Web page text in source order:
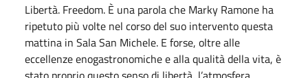
Libertà. Freedom. È una parola che Marky Ramone ha
ripetuto più volte nel corso del suo intervento questa
mattina in Sala San Michele. E forse, oltre alle
eccellenze enogastronomiche e alla qualità della vita, è